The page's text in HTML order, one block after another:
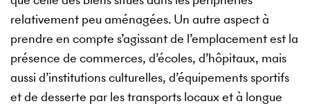
relativement peu aménagées. Un autre aspect à
prendre en compte s’agissant de l’emplacement est la
présence de commerces, d’écoles, d’hôpitaux, mais
aussi d’institutions culturelles, d’équipements sportifs
et de desserte par les transports locaux et à longue